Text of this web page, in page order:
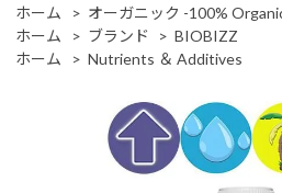
ホーム
> オーガニック -100%
ホーム
> ブランド > BIOBIZZ
ホーム
> Nutrients ＆ Additives